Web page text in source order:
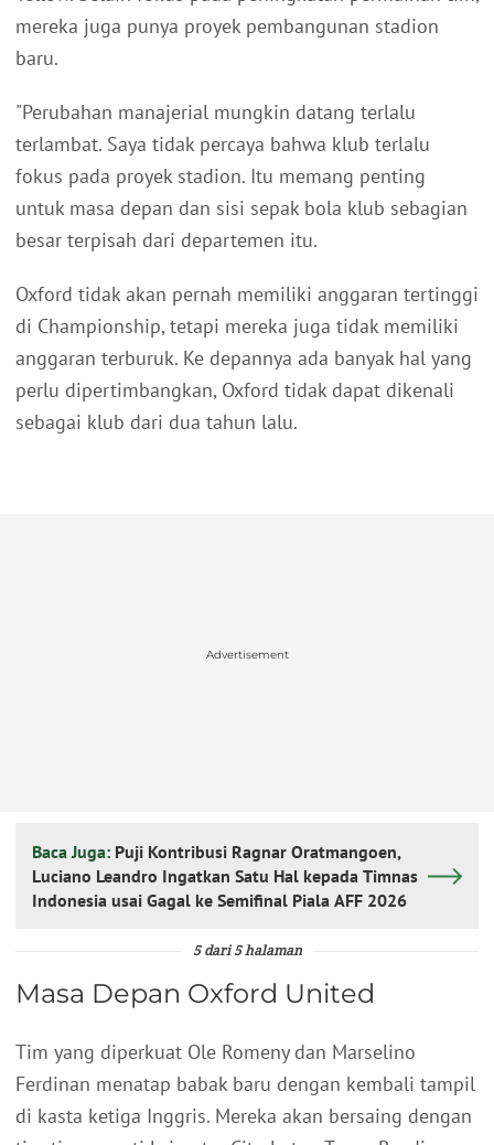
mereka juga punya proyek pembangunan stadion
baru.
"Perubahan manajerial mungkin datang terlalu
terlambat. Saya tidak percaya bahwa klub terlalu
fokus pada proyek stadion. Itu memang penting
untuk masa depan dan sisi sepak bola klub sebagian
besar terpisah dari departemen itu.
Oxford tidak akan pernah memiliki anggaran tertinggi
di Championship, tetapi mereka juga tidak memiliki
anggaran terburuk. Ke depannya ada banyak hal yang
perlu dipertimbangkan, Oxford tidak dapat dikenali
sebagai klub dari dua tahun lalu.
Advertisement
Baca Juga: Puji Kontribusi Ragnar Oratmangoen,
Luciano Leandro Ingatkan Satu Hal kepada Timnas
Indonesia usai Gagal ke Semifinal Piala AFF 2026
5 dari 5 halaman
Masa Depan Oxford United
Tim yang diperkuat Ole Romeny dan Marselino
Ferdinan menatap babak baru dengan kembali tampil
di kasta ketiga Inggris. Mereka akan bersaing dengan